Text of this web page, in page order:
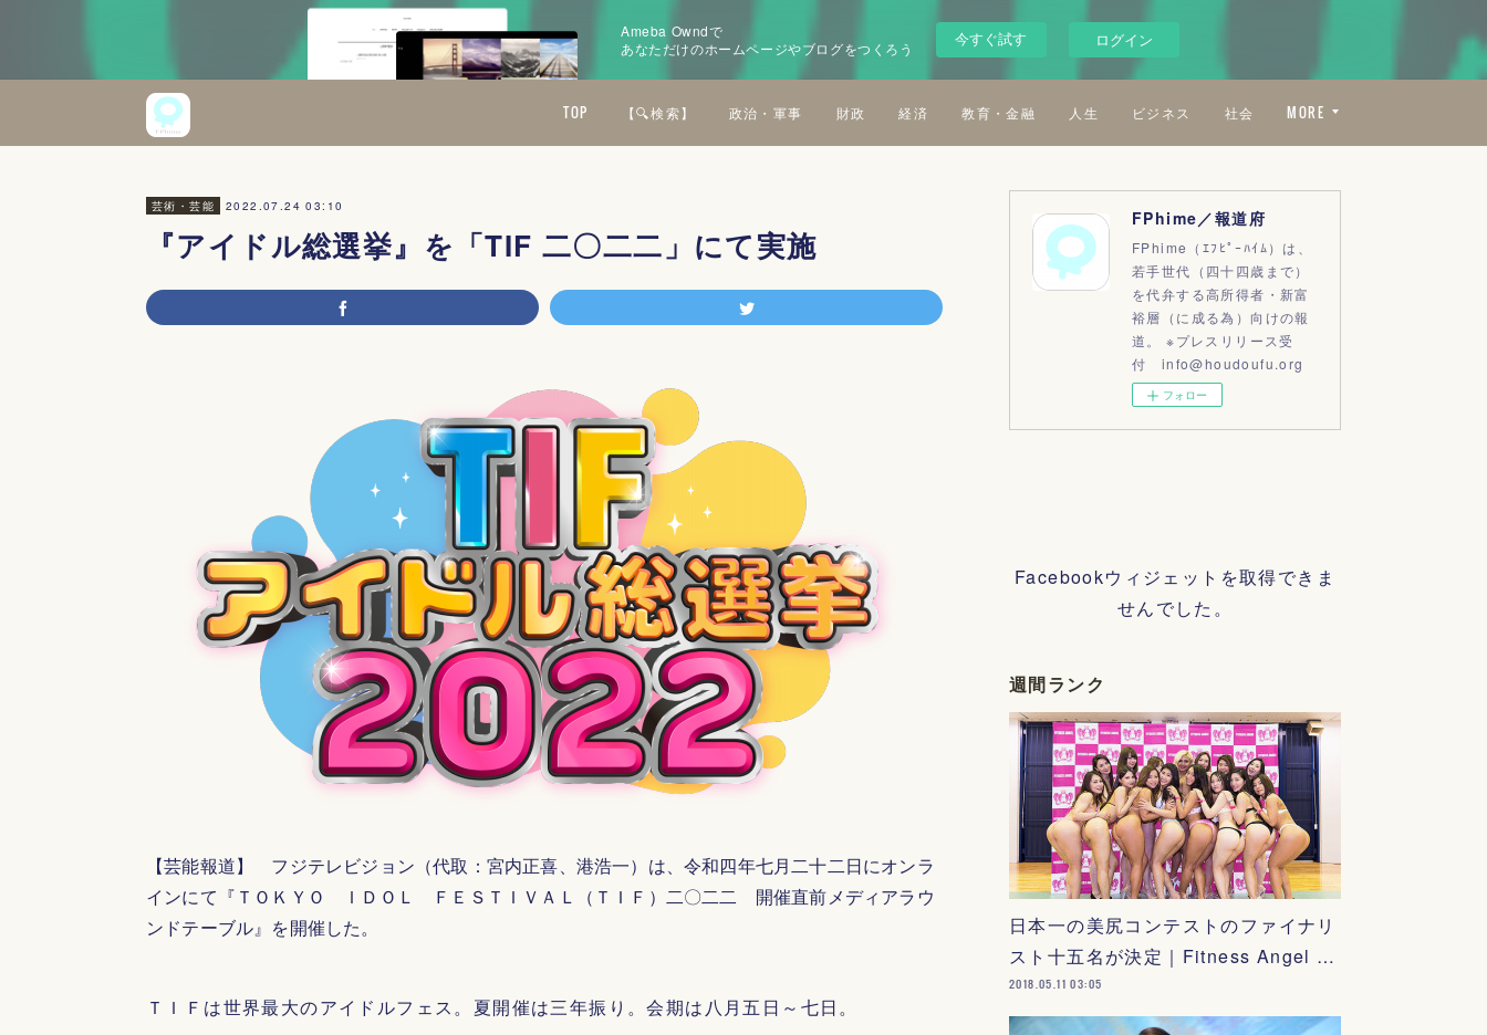
Ameba Owndで
あなただけのホームページやブログをつくろう
今すぐ試す ログイン
TOP 【🔍検索】 政治・軍事 財政 経済 教育・金融 人生 ビジネス 社会 MORE
芸術・芸能 2022.07.24 03:10
『アイドル総選挙』を「TIF 二〇二二」にて実施
【芸能報道】 フジテレビジョン（代取：宮内正喜、港浩一）は、令和四年七月二十二日にオンラ
インにて『ＴＯＫＹＯ ＩＤＯＬ ＦＥＳＴＩＶＡＬ（ＴＩＦ）二〇二二 開催直前メディアラウ
ンドテーブル』を開催した。
ＴＩＦは世界最大のアイドルフェス。夏開催は三年振り。会期は八月五日～七日。
FPhime／報道府
FPhime（ｴﾌﾋﾟｰﾊｲﾑ）は、
若手世代（四十四歳まで）
を代弁する高所得者・新富
裕層（に成る為）向けの報
道。 ※プレスリリース受
付 info@houdoufu.org
フォロー
Facebookウィジェットを取得できま
せんでした。
週間ランク
日本一の美尻コンテストのファイナリ
スト十五名が決定｜Fitness Angel …
2018.05.11 03:05